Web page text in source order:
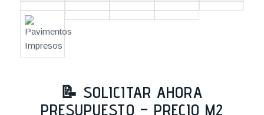
📝 SOLICITAR AHORA
PRESUPUESTO – PRECIO M2